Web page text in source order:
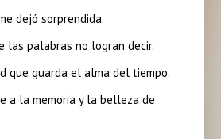
dejó sorprendida.
las palabras no logran decir.
que guarda el alma del tiempo.
a la memoria y la belleza de